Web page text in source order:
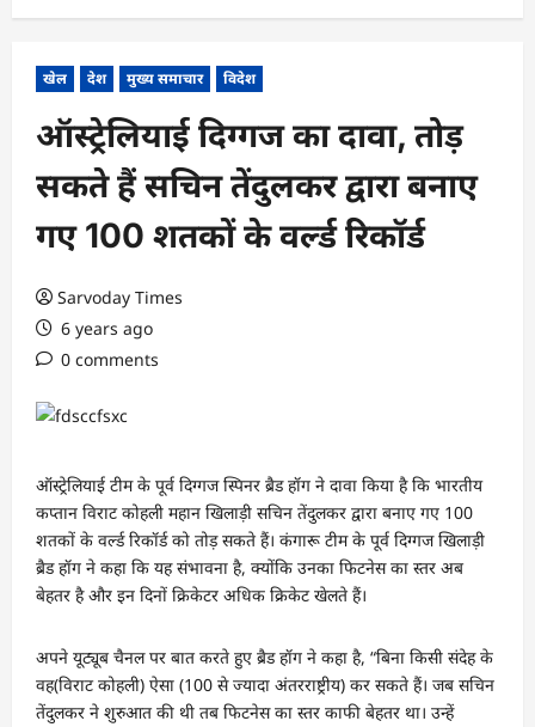
खेल देश मुख्य समाचार विदेश
ऑस्ट्रेलियाई दिग्गज का दावा, तोड़
सकते हैं सचिन तेंदुलकर द्वारा बनाए
गए 100 शतकों के वर्ल्ड रिकॉर्ड
Sarvoday Times
6 years ago
0 comments
ऑस्ट्रेलियाई टीम के पूर्व दिग्गज स्पिनर ब्रैड हॉग ने दावा किया है कि भारतीय
कप्तान विराट कोहली महान खिलाड़ी सचिन तेंदुलकर द्वारा बनाए गए 100
शतकों के वर्ल्ड रिकॉर्ड को तोड़ सकते हैं। कंगारू टीम के पूर्व दिग्गज खिलाड़ी
ब्रैड हॉग ने कहा कि यह संभावना है, क्योंकि उनका फिटनेस का स्तर अब
बेहतर है और इन दिनों क्रिकेटर अधिक क्रिकेट खेलते हैं।
अपने यूट्यूब चैनल पर बात करते हुए ब्रैड हॉग ने कहा है, “बिना किसी संदेह के
वह(विराट कोहली) ऐसा (100 से ज्यादा अंतरराष्ट्रीय) कर सकते हैं। जब सचिन
तेंदुलकर ने शुरुआत की थी तब फिटनेस का स्तर काफी बेहतर था। उन्हें